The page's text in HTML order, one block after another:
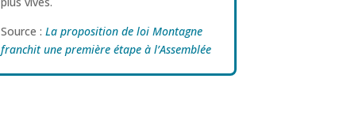
Source : La proposition de loi Montagne
franchit une première étape à l’Assemblée